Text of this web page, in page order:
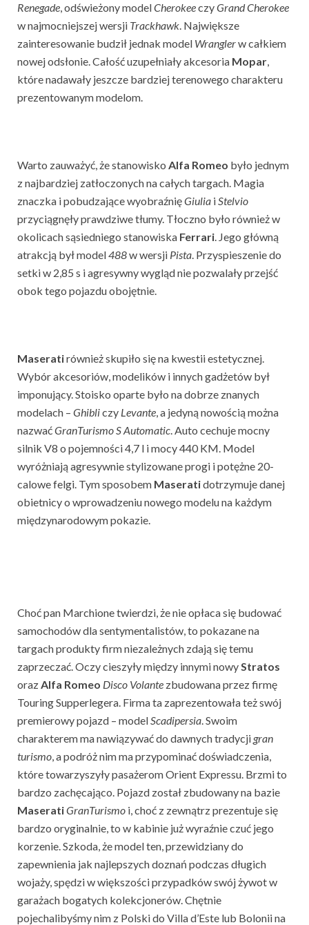
Renegade, odświeżony modelCherokeeczyGrand Cherokee
w najmocniejszej wersji Trackhawk. Największe
zainteresowanie budził jednak model Wranglerw całkiem
nowej odsłonie. Całość uzupełniały akcesoria Mopar,
które nadawały jeszcze bardziej terenowego charakteru
prezentowanym modelom.
Warto zauważyć, że stanowisko Alfa Romeo było jednym
z najbardziej zatłoczonych na całych targach. Magia
znaczka i pobudzające wyobraźnięGiulia iStelvio
przyciągnęły prawdziwe tłumy. Tłoczno było również w
okolicach sąsiedniego stanowiska Ferrari. Jego główną
atrakcją był model488w wersji Pista. Przyspieszenie do
setki w 2,85 s i agresywny wygląd nie pozwalały przejść
obok tego pojazdu obojętnie.
Maseratirównież skupiło się na kwestii estetycznej.
Wybór akcesoriów, modelików i innych gadżetów był
imponujący. Stoisko oparte było na dobrze znanych
modelach – Ghibliczy Levante, a jedyną nowością można
nazwaćGranTurismo S Automatic. Auto cechuje mocny
silnik V8 o pojemności 4,7 l i mocy 440 KM. Model
wyróżniają agresywnie stylizowane progi i potężne 20-
calowe felgi. Tym sposobem Maseratidotrzymuje danej
obietnicy o wprowadzeniu nowego modelu na każdym
międzynarodowym pokazie.
Choć pan Marchione twierdzi, że nie opłaca się budować
samochodów dla sentymentalistów, to pokazane na
targach produkty firm niezależnych zdają się temu
zaprzeczać. Oczy cieszyły między innymi nowyStratos
orazAlfa Romeo Disco Volante zbudowana przez firmę
Touring Supperlegera. Firma ta zaprezentowała też swój
premierowy pojazd – modelScadipersia. Swoim
charakterem ma nawiązywać do dawnych tradycji gran
turismo, a podróż nim ma przypominać doświadczenia,
które towarzyszyły pasażerom Orient Expressu. Brzmi to
bardzo zachęcająco. Pojazd został zbudowany na bazie
MaseratiGranTurismo i, choć z zewnątrz prezentuje się
bardzo oryginalnie, to w kabinie już wyraźnie czuć jego
korzenie. Szkoda, że model ten, przewidziany do
zapewnienia jak najlepszych doznań podczas długich
wojaży, spędzi w większości przypadków swój żywot w
garażach bogatych kolekcjonerów. Chętnie
pojechalibyśmy nim z Polski do Villa d’Este lub Bolonii na